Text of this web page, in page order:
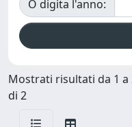
O digita l'anno:
Mostrati risultati da 1 a
di 2